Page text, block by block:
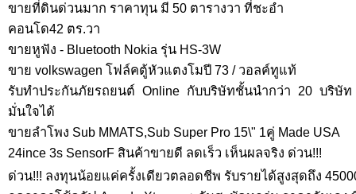
ขายที่ดินด่วนมาก ราคาทุน มี 50 ตารางวา ที่ชะอำ
คอนโด42 ตร.วา
ขายหูฟัง - Bluetooth Nokia รุ่น HS-3W
ขาย volkswagen โฟล์คตู้หัวแตงโมปี 73 / วอลค์ทูแท้
รับทำประกันภัยรถยนต์ Online กับบริษัทชั้นนำกว่า 20 บริษั
มั่นใจได้
ขายลำโพง Sub MMATS,Sub Super Pro 15\" 1คู่ Made USA
24ince 3s SensorF สินค้าขายดี ลดเร็ว เห็นผลจริง ด่วน!!!
ด่วน!!! ลงทุนน้อยแค่ครั้งเดียวตลอดชีพ รับรายได้สูงสุดถึง